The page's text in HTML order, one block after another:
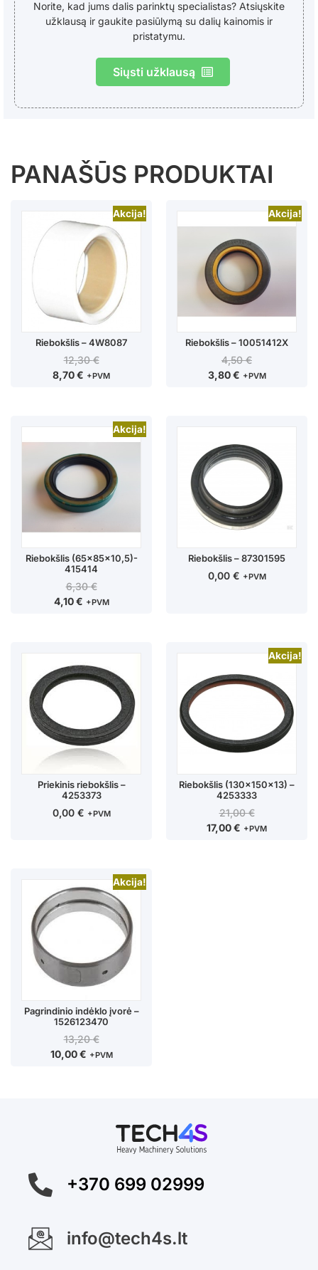
Norite, kad jums dalis parinktų specialistas? Atsiųskite
užklausą ir gaukite pasiūlymą su dalių kainomis ir
pristatymu.
Siųsti užklausą
PANAŠŪS PRODUKTAI
Akcija!
Riebokšlis – 4W8087
12,30€
8,70€ +PVM
Akcija!
Riebokšlis – 10051412X
4,50€
3,80€ +PVM
Akcija!
Riebokšlis (65x85x10,5)-
415414
6,30€
4,10€ +PVM
Riebokšlis – 87301595
0,00 € +PVM
Priekinis riebokšlis –
4253373
0,00 € +PVM
Akcija!
Riebokšlis (130x150x13) –
4253333
21,00€
17,00€ +PVM
Akcija!
Pagrindinio indėklo įvorė –
1526123470
13,20€
10,00€ +PVM
+370 699 02999
info@tech4s.lt